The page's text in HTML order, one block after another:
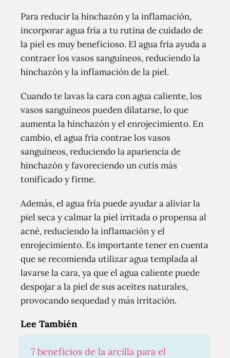
Para reducir la hinchazón y la inflamación,
incorporar agua fría a tu rutina de cuidado de
la piel es muy beneficioso. El agua fría ayuda a
contraer los vasos sanguíneos, reduciendo la
hinchazón y la inflamación de la piel.
Cuando te lavas la cara con agua caliente, los
vasos sanguíneos pueden dilatarse, lo que
aumenta la hinchazón y el enrojecimiento. En
cambio, el agua fría contrae los vasos
sanguíneos, reduciendo la apariencia de
hinchazón y favoreciendo un cutis más
tonificado y firme.
Además, el agua fría puede ayudar a aliviar la
piel seca y calmar la piel irritada o propensa al
acné, reduciendo la inflamación y el
enrojecimiento. Es importante tener en cuenta
que se recomienda utilizar agua templada al
lavarse la cara, ya que el agua caliente puede
despojar a la piel de sus aceites naturales,
provocando sequedad y más irritación.
Lee También
7 beneficios de la arcilla para el